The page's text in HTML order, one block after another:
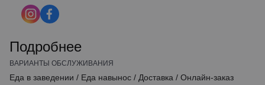
Подробнее
ВАРИАНТЫ ОБСЛУЖИВАНИЯ
Еда в заведении / Еда навынос / Доставка / Онлайн-заказ